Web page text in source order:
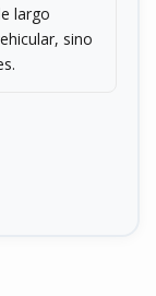
largo
sino